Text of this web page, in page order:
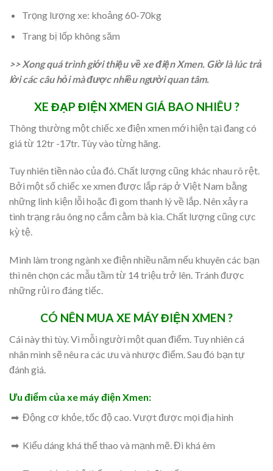
Trọng lượng xe: khoảng 60-70kg
Trang bị lốp không săm
>> Xong quá trình giới thiệu về xe điện Xmen. Giờ là lúc trả
lời các câu hỏi mà được nhiều người quan tâm.
XE ĐẠP ĐIỆN XMEN GIÁ BAO NHIÊU ?
Thông thường một chiếc xe điện xmen mới hiện tại đang có
giá từ 12tr -17tr. Tùy vào từng hãng.
Tuy nhiên tiền nào của đó. Chất lượng cũng khác nhau rõ rệt.
Bởi một số chiếc xe xmen được lắp ráp ở Việt Nam bằng
những linh kiện lỗi hoặc đi gom thanh lý về lắp. Nên xảy ra
tình trạng râu ông nọ cắm cằm bà kia. Chất lượng cũng cực
kỳ tệ.
Mình làm trong ngành xe điện nhiều năm nếu khuyên các bạn
thì nên chọn các mẫu tầm từ 14 triệu trở lên. Tránh được
những rủi ro đáng tiếc.
CÓ NÊN MUA XE MÁY ĐIỆN XMEN ?
Cái này thì tùy. Vì mỗi người một quan điểm. Tuy nhiên cá
nhân mình sẽ nêu ra các ưu và nhược điểm. Sau đó bạn tự
đánh giá.
Ưu điểm của xe máy điện Xmen:
➡ Động cơ khỏe, tốc độ cao. Vượt được mọi địa hình
➡ Kiểu dáng khá thể thao và mạnh mẽ. Đi khá êm